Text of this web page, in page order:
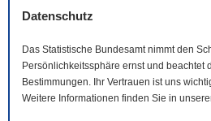
Datenschutz
Das Statistische Bundesamt nimmt den
Persönlichkeitssphäre ernst und beachtet
Bestimmungen. Ihr Vertrauen ist uns
Weitere Informationen finden Sie in